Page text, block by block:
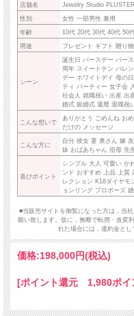
店舗名
Jewelry Studio
性別
女性 一部男性 兼用
年齢
10代 20代 30代 40代 50
用途
プレゼント ギフト 贈り
シーン
誕生日 バースデー バー
周年 スイートテン バレ
デー ホワイトデイ 母の
ティ パーティー 女子会
社会人 就職祝い 出産 出
婚式 銀婚式 還暦 退職祝
こんな想いで
ありがとう ごめんね お
だけの メッセージ
こんな方に
自分 彼女 妻 奥さん 嫁
妹 おばあちゃん 祖母 先
喜びポイント
シンプル 大人 可愛い か
ンド おすすめ 上品 上質
レクション K18ダイヤモ
ョンリング プロポーズ
■当販売サイトを御覧になった方は，当
願い致します。仮に，無断で転用・改変
れた場合には，違約金とし
価格:198,000円(税込)
[ポイント還元 1,980ポイ